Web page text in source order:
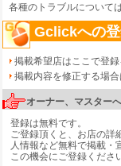
各種のトラブルについて
Gclickへの
掲載希望店はここで登録
掲載内容を修正する場合
オーナー、マスター
登録は無料です。
ご登録頂くと、お店の詳
人情報など無料で掲載・
この機会にご登録くださ